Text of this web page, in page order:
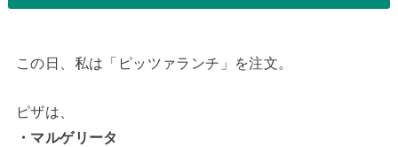
この日、私は「ピッツァランチ」を注文。
ピザは、
・マルゲリータ